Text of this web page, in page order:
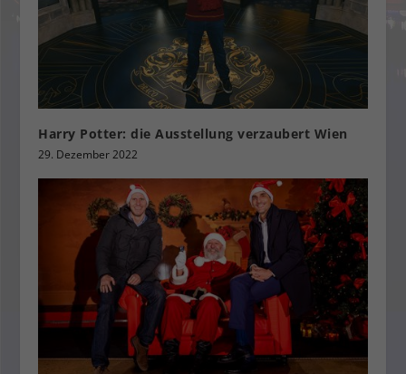
Harry Potter: die Ausstellung verzaubert Wien
29. Dezember 2022